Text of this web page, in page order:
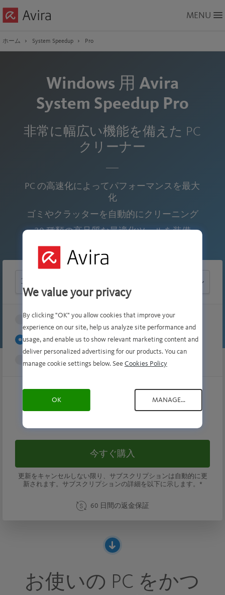
to
Content
MENU
ホーム System Speedup Pro
Windows 用 Avira
System Speedup Pro
非常に幅広い機能を備えた PC
クリーナー
PC の高速化によってパフォーマンスを最大
化
ゴミやクラッターを自動的にクリーニング
30 種類の高品質な最適化ツールを装備
devices
1 か月 $4.99
1 年 $44.99
2 年 $67.99
$44.99 / 年
今すぐ購入
更新をキャンセルしない限り、サブスクリプションは自動的に更
新されます。サブスクリプションの詳細を以下に示します。*
60 日間の返金保証
お使いの PC をかつ
We value your privacy
By clicking "OK" you allow cookies that improve your
experience on our site, help us analyze site performance and
usage, and enable us to show relevant marketing content and
deliver personalized advertising for our products. You can
manage cookie settings below. See Cookies Policy
OK MANAGE...